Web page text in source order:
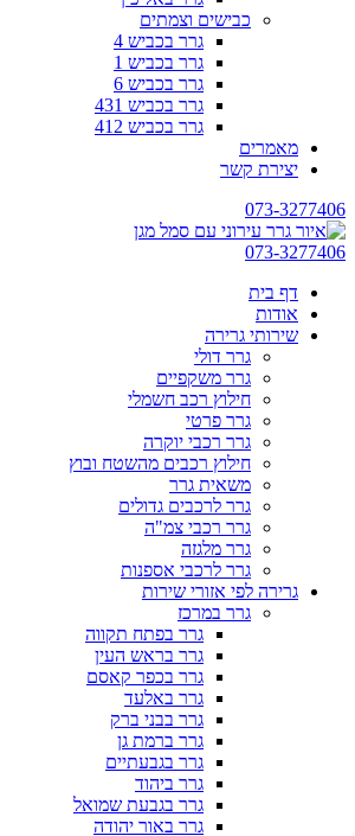
כבישים וצמתים
גרר בכביש 4
גרר בכביש 1
גרר בכביש 6
גרר בכביש 431
גרר בכביש 412
מאמרים
יצירת קשר
073-3277406
073-3277406
דף בית
אודות
שירותי גרירה
גרר דולי
גרר משקפיים
חילוץ רכב חשמלי
גרר פרטי
גרר רכבי יוקרה
חילוץ רכבים מהשטח ובוץ
משאית גרר
גרר לרכבים גדולים
גרר רכבי צמ"ה
גרר מלגזה
גרר לרכבי אספנות
גרירה לפי אזורי שירות
גרר במרכז
גרר בפתח תקווה
גרר בראש העין
גרר בכפר קאסם
גרר באלעד
גרר בבני ברק
גרר ברמת גן
גרר בגבעתיים
גרר ביהוד
גרר בגבעת שמואל
גרר באור יהודה